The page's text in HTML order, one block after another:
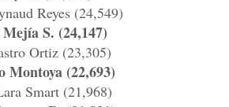
Reyes (24,549)
S. (24,147)
Ortiz (23,305)
Montoya (22,693)
Smart (21,968)